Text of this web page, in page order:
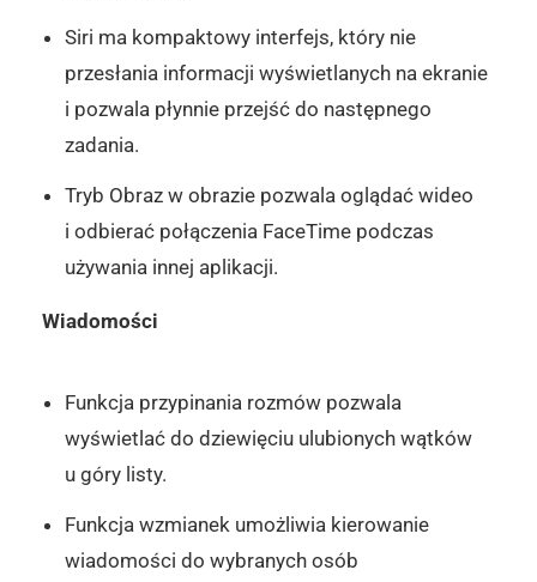
Siri ma kompaktowy interfejs, który nie
przesłania informacji wyświetlanych na ekranie
i pozwala płynnie przejść do następnego
zadania.
Tryb Obraz w obrazie pozwala oglądać wideo
i odbierać połączenia FaceTime podczas
używania innej aplikacji.
Wiadomości
Funkcja przypinania rozmów pozwala
wyświetlać do dziewięciu ulubionych wątków
u góry listy.
Funkcja wzmianek umożliwia kierowanie
wiadomości do wybranych osób